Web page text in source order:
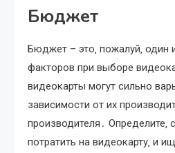
Бюджет
Бюджет – это‚ пожалуй‚
факторов при выборе
видеокарты могут сильно
зависимости от их
производителя․ Определите‚
потратить на видеокарту‚ и